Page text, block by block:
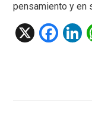
pensamiento y en
X
F